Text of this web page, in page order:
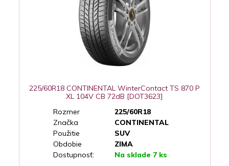
225/60R18 CONTINENTAL WinterContact TS 870 P
XL 104V CB 72dB [DOT3623]
Rozmer
225/60R18
Značka
CONTINENTAL
Použitie
SUV
Obdobie
ZIMA
Dostupnosť:
Na sklade 7 ks